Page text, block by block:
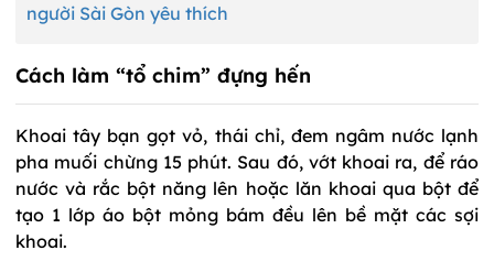
người Sài Gòn yêu thích
Cách làm “tổ chim” đựng hến
Khoai tây bạn gọt vỏ, thái chỉ, đem ngâm nước lạnh
pha muối chừng 15 phút. Sau đó, vớt khoai ra, để ráo
nước và rắc bột năng lên hoặc lăn khoai qua bột để
tạo 1 lớp áo bột mỏng bám đều lên bề mặt các sợi
khoai.